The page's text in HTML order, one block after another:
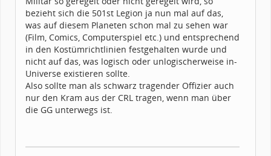
bezieht sich die 501st Legion ja nun mal auf das,
was auf diesem Planeten schon mal zu sehen war
(Film, Comics, Computerspiel etc.) und entsprechend
in den Kostümrichtlinien festgehalten wurde und
nicht auf das, was logisch oder unlogischerweise in-
Universe existieren sollte.
Also sollte man als schwarz tragender Offizier auch
nur den Kram aus der CRL tragen, wenn man über
die GG unterwegs ist.